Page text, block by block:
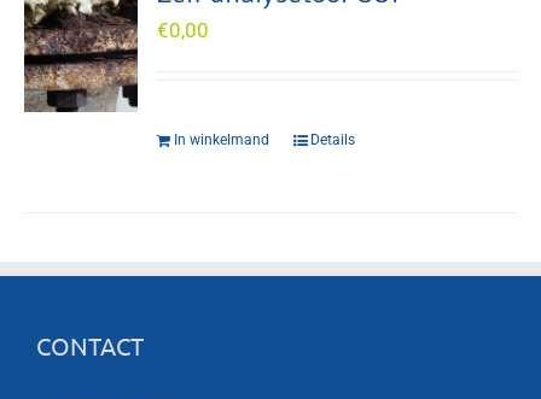
€0,00
In winkelmand Details
CONTACT